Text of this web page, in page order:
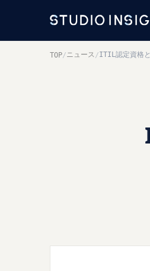
TOP/ニュース /ITIL認定資格と